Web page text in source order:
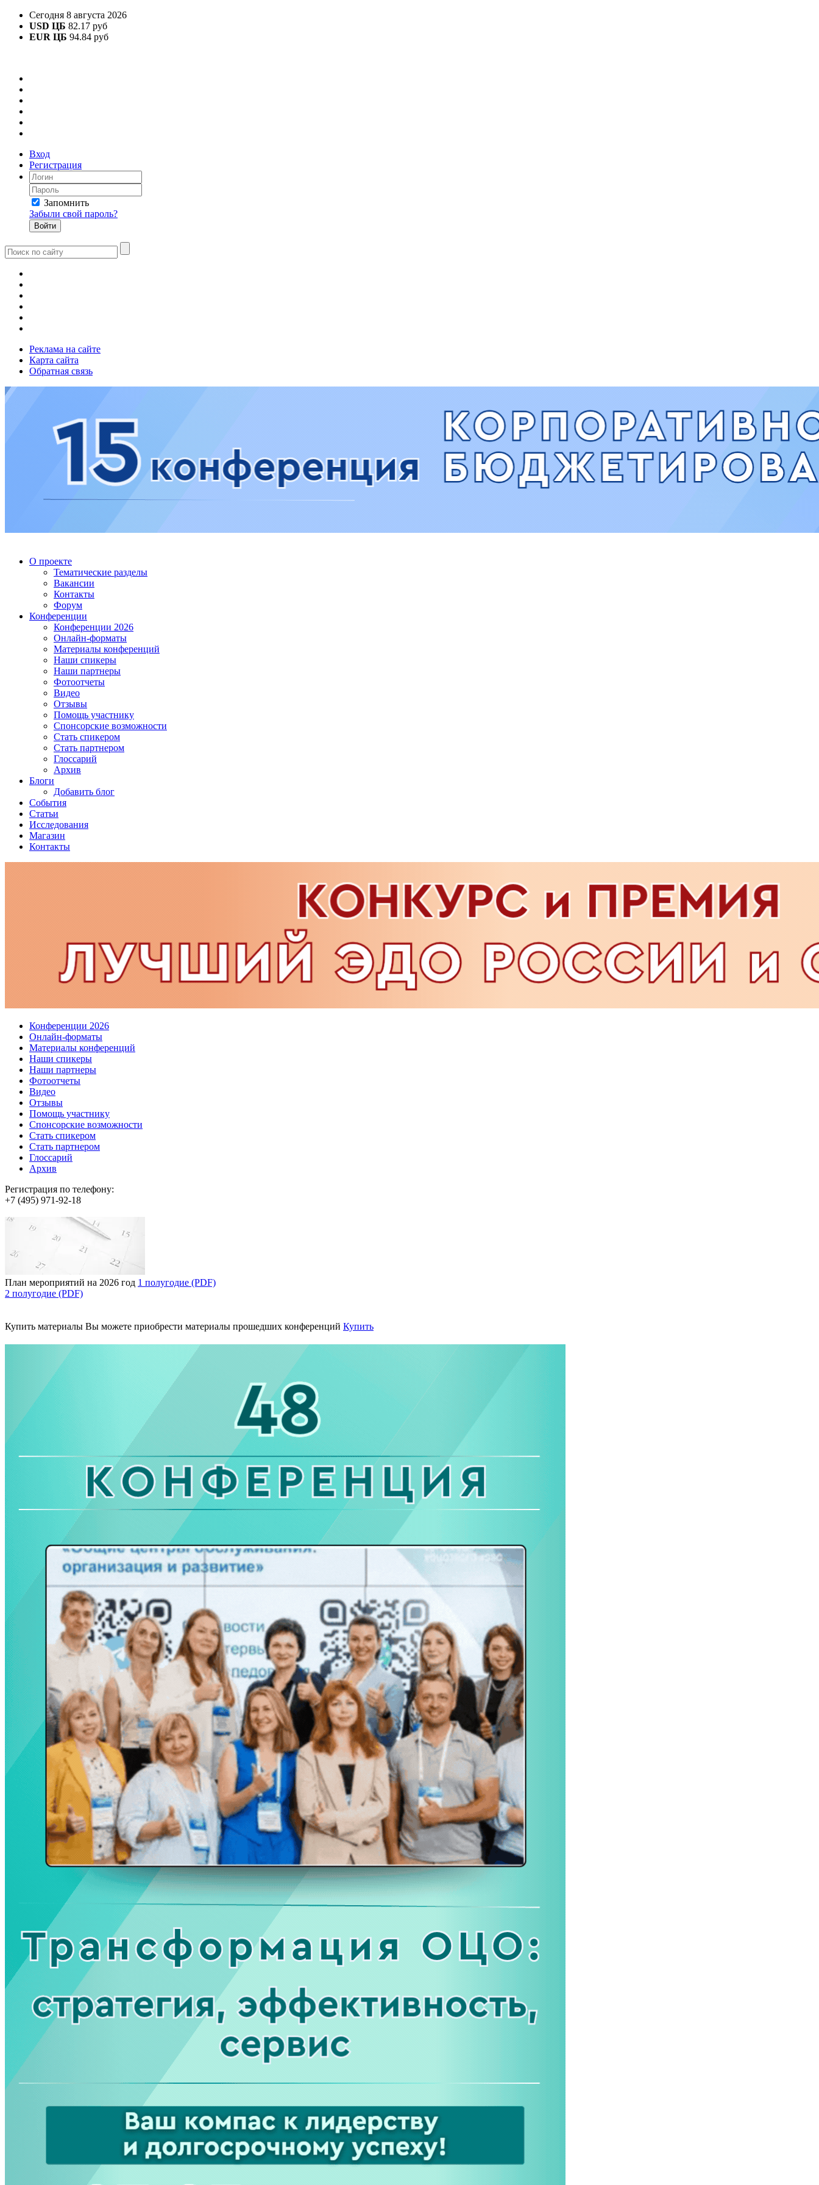
Сегодня 8 августа 2026
USD ЦБ 82.17 руб
EUR ЦБ 94.84 руб
Вход
Регистрация
Запомнить
Забыли свой пароль?
Реклама на сайте
Карта сайта
Обратная связь
О проекте
Тематические разделы
Вакансии
Контакты
Форум
Конференции
Конференции 2026
Онлайн-форматы
Материалы конференций
Наши спикеры
Наши партнеры
Фотоотчеты
Видео
Отзывы
Помощь участнику
Спонсорские возможности
Стать спикером
Стать партнером
Глоссарий
Архив
Блоги
Добавить блог
События
Статьи
Исследования
Магазин
Контакты
Конференции 2026
Онлайн-форматы
Материалы конференций
Наши спикеры
Наши партнеры
Фотоотчеты
Видео
Отзывы
Помощь участнику
Спонсорские возможности
Стать спикером
Стать партнером
Глоссарий
Архив
Регистрация по телефону:
+7 (495) 971-92-18
План мероприятий на 2026 год 1 полугодие (PDF)
2 полугодие (PDF)
Купить материалы Вы можете приобрести материалы прошедших конференций Купить